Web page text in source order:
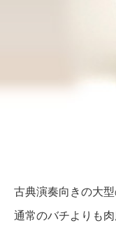
古典演奏向きの大型
通常のバチよりも肉